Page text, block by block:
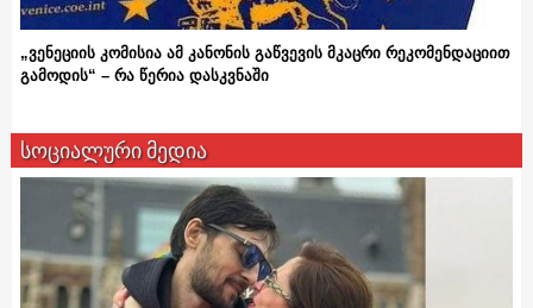
„ვენეციის კომისია ამ კანონის გაწვევის მკაცრი რეკომენდაციით
გამოდის“ – რა წერია დასკვნაში
სოციალური მედია